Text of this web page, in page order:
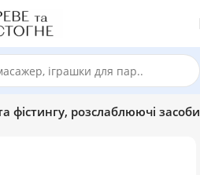
фістингу, розслаблюючі засоби